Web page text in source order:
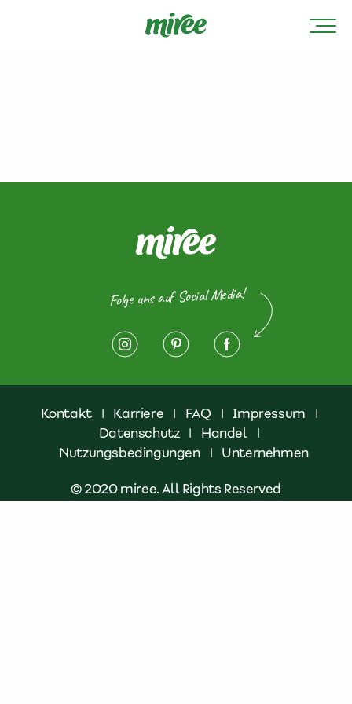
Folge uns auf Social Media!
Kontakt | Karriere | FAQ | Impressum
|
Datenschutz | Handel
|
Nutzungsbedingungen
| Unternehmen
© 2020 miree. All Rights Reserved